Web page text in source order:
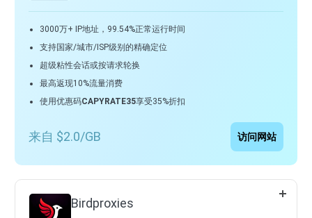
3000万+ IP地址，99.54%正常运行时间
支持国家/城市/ISP级别的精确定位
超级粘性会话或按请求轮换
最高返现10%流量消费
使用优惠码CAPYRATE35享受35%折扣
来自 $2.0/GB 访问网站
Birdproxies